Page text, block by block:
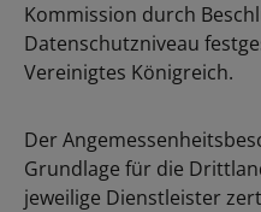
Kommission durch
Datenschutzniveau
Vereinigtes Königreich.
Der
Grundlage für die
jeweilige Dienstleister